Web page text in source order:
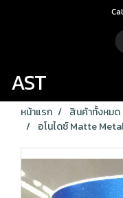
AST
หน้าแรก สินค้าทั้งหมด
อโนไดซ์ Matte